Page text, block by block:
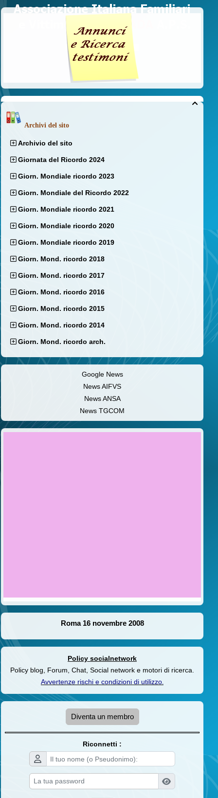

Archivi del sito
Archivio del sito
Giornata del Ricordo 2024
Giorn. Mondiale ricordo 2023
Giorn. Mondiale del Ricordo 2022
Giorn. Mondiale ricordo 2021
Giorn. Mondiale ricordo 2020
Giorn. Mondiale ricordo 2019
Giorn. Mond. ricordo 2018
Giorn. Mond. ricordo 2017
Giorn. Mond. ricordo 2016
Giorn. Mond. ricordo 2015
Giorn. Mond. ricordo 2014
Giorn. Mond. ricordo arch.
Google News
News AIFVS
News ANSA
News TGCOM
Roma 16 novembre 2008
Policy socialnetwork
Policy blog, Forum, Chat, Social network e motori di ricerca.
Avvertenze rischi e condizioni di utilizzo.
Diventa un membro
Riconnetti :